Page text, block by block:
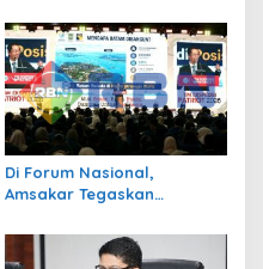
Bermedia Sosial
Di Forum Nasional,
Amsakar Tegaskan
Penggerak Pemerataan
Pembangunan